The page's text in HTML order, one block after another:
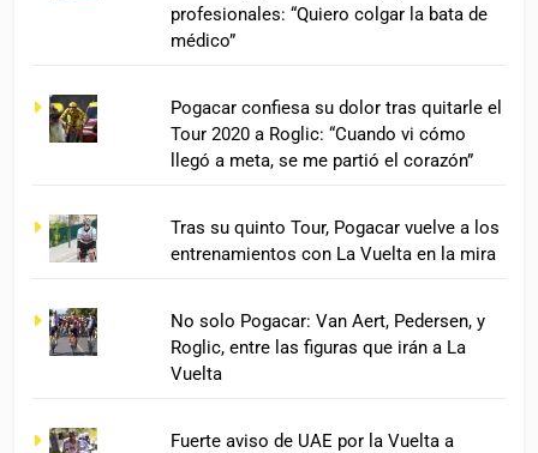
profesionales: “Quiero colgar la bata de
médico”
Pogacar confiesa su dolor tras quitarle el
Tour 2020 a Roglic: “Cuando vi cómo
llegó a meta, se me partió el corazón”
Tras su quinto Tour, Pogacar vuelve a los
entrenamientos con La Vuelta en la mira
No solo Pogacar: Van Aert, Pedersen, y
Roglic, entre las figuras que irán a La
Vuelta
Fuerte aviso de UAE por la Vuelta a